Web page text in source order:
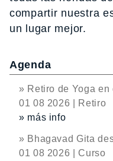
compartir nuestra
un lugar mejor.
Agenda
» Retiro de Yoga
01 08 2026 | Retiro
» más info
» Bhagavad Gita
01 08 2026 | Curso